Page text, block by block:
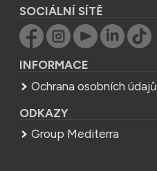
SOCIÁLNÍ SÍTĚ
INFORMACE
Ochrana osobních údajů
ODKAZY
Group Mediterra